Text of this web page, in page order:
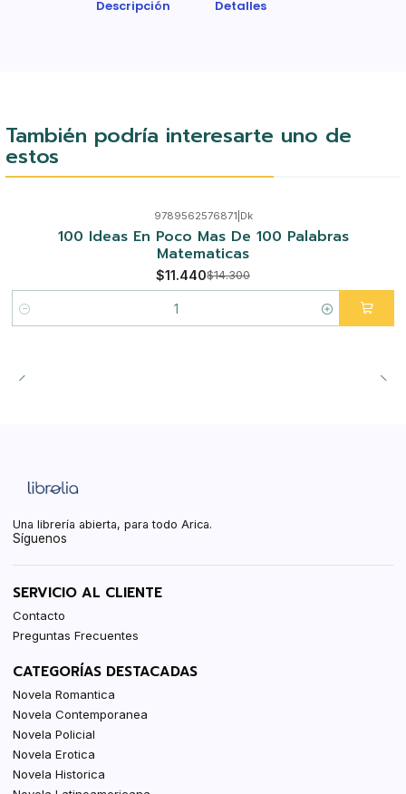
Descripción Detalles
También podría interesarte uno de
estos
-20%
9789562576871 Dk
100 Ideas En Poco Mas De 100 Palabras
Matematicas
$11.440$14.300
Cantidad
Una librería abierta, para todo Arica.
Síguenos
SERVICIO AL CLIENTE
Contacto
Preguntas Frecuentes
CATEGORÍAS DESTACADAS
Novela Romantica
Novela Contemporanea
Novela Policial
Novela Erotica
Novela Historica